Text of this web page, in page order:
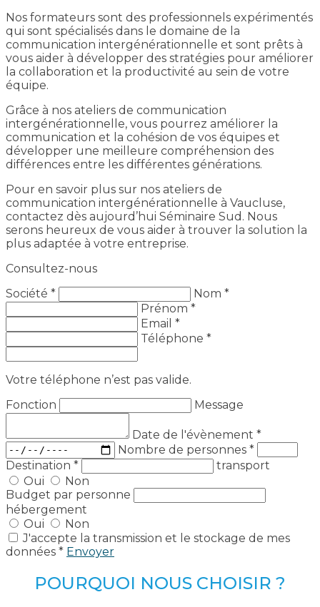
Nos formateurs sont des professionnels expérimentés
qui sont spécialisés dans le domaine de la
communication intergénérationnelle et sont prêts à
vous aider à développer des stratégies pour améliorer
la collaboration et la productivité au sein de votre
équipe.
Grâce à nos ateliers de communication
intergénérationnelle, vous pourrez améliorer la
communication et la cohésion de vos équipes et
développer une meilleure compréhension des
différences entre les différentes générations.
Pour en savoir plus sur nos ateliers de
communication intergénérationnelle à Vaucluse,
contactez dès aujourd’hui Séminaire Sud. Nous
serons heureux de vous aider à trouver la solution la
plus adaptée à votre entreprise.
Consultez-nous
Société *
Nom *
Prénom *
Email *
Téléphone *
Votre téléphone n’est pas valide.
Fonction
Message
Date de l'évènement *
Nombre de personnes *
Destination *
transport
Oui
Non
Budget par personne
hébergement
Oui
Non
J'accepte la transmission et le stockage de mes
données * Envoyer
POURQUOI NOUS CHOISIR ?